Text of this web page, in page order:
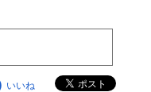
いいね